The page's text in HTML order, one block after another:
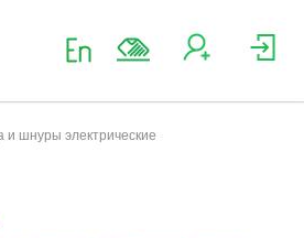
и шнуры электрические